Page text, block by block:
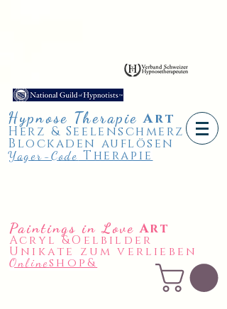
Hypnose Therapie Art
Herz & Seelenschmerz
Blockaden auflösen
Yager-Code Therapie
Paintings in Love Art
Acryl &Oelbilder
Unikate zum verlieben
Onlineshop&